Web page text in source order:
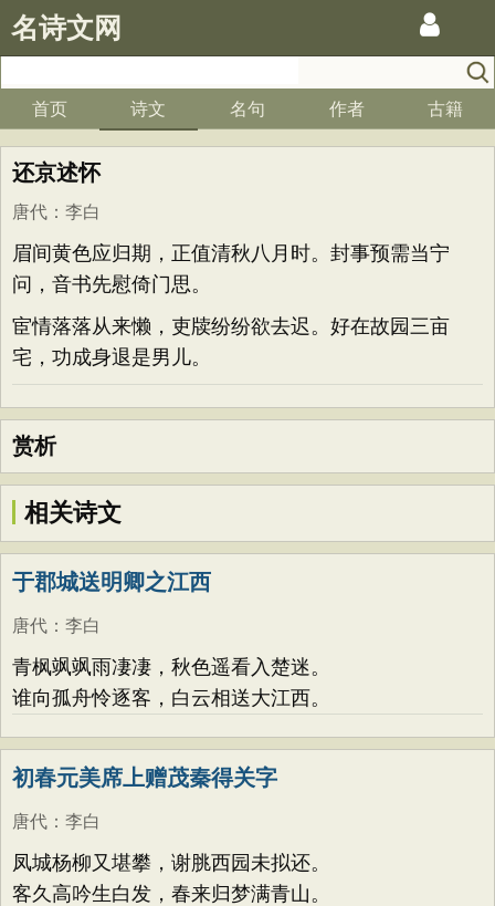
名诗文网
首页 诗文 名句 作者 古籍
还京述怀
唐代 ： 李白
眉间黄色应归期，正值清秋八月时。封事预需当宁
问，音书先慰倚门思。
宦情落落从来懒，吏牍纷纷欲去迟。好在故园三亩
宅，功成身退是男儿。
赏析
相关诗文
于郡城送明卿之江西
唐代 ： 李白
青枫飒飒雨凄凄，秋色遥看入楚迷。
谁向孤舟怜逐客，白云相送大江西。
初春元美席上赠茂秦得关字
唐代 ： 李白
凤城杨柳又堪攀，谢脁西园未拟还。
客久高吟生白发，春来归梦满青山。